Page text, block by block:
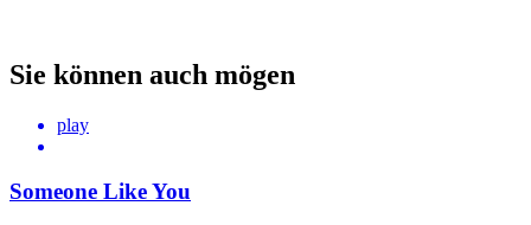
Sie können auch mögen
play
Someone Like You